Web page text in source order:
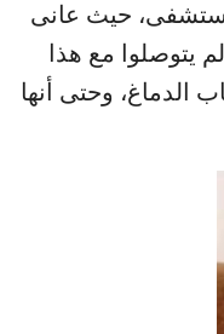
حيث عانى
يتوصلوا مع هذا
الدماغ، وحتى أنها